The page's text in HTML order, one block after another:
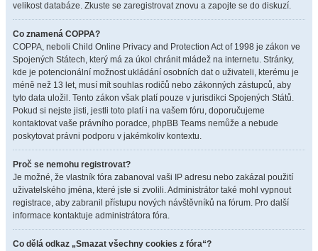
velikost databáze. Zkuste se zaregistrovat znovu a zapojte se do diskuzí.
Co znamená COPPA?
COPPA, neboli Child Online Privacy and Protection Act of 1998 je zákon ve
Spojených Státech, který má za úkol chránit mládež na internetu. Stránky,
kde je potencionální možnost ukládání osobních dat o uživateli, kterému je
méně než 13 let, musí mít souhlas rodičů nebo zákonných zástupců, aby
tyto data uložil. Tento zákon však platí pouze v jurisdikci Spojených Států.
Pokud si nejste jisti, jestli toto platí i na vašem fóru, doporučujeme
kontaktovat vaše právního poradce, phpBB Teams nemůže a nebude
poskytovat právni podporu v jakémkoliv kontextu.
Proč se nemohu registrovat?
Je možné, že vlastník fóra zabanoval vaši IP adresu nebo zakázal použití
uživatelského jména, které jste si zvolili. Administrátor také mohl vypnout
registrace, aby zabranil přístupu nových návštěvníků na fórum. Pro další
informace kontaktuje administrátora fóra.
Co dělá odkaz „Smazat všechny cookies z fóra“?